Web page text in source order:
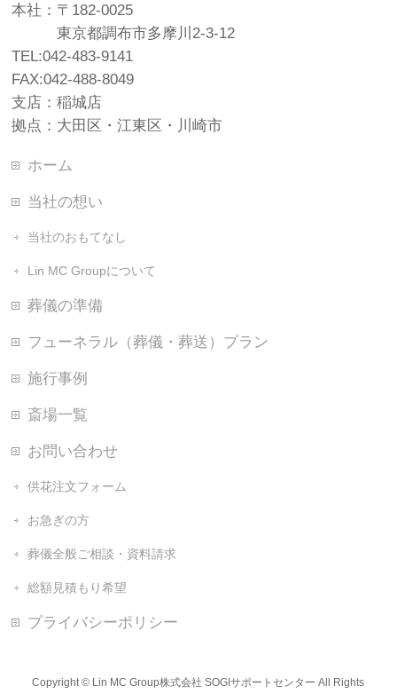
本社：〒182-0025
東京都調布市多摩川2-3-12
TEL:042-483-9141
FAX:042-488-8049
支店：稲城店
拠点：大田区・江東区・川崎市
ホーム
当社の想い
当社のおもてなし
Lin MC Groupについて
葬儀の準備
フューネラル（葬儀・葬送）プラン
施行事例
斎場一覧
お問い合わせ
供花注文フォーム
お急ぎの方
葬儀全般ご相談・資料請求
総額見積もり希望
プライバシーポリシー
Copyright © Lin MC Group株式会社 SOGIサポートセンター All Rights